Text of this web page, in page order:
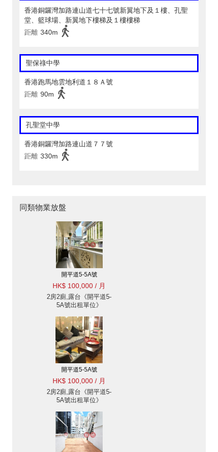
香港銅鑼灣加路連山道七十七號新翼地下及１樓、孔聖
堂、籃球場、新翼地下樓梯及１樓樓梯
距離 340m
聖保祿中學
香港跑馬地雲地利道１８Ａ號
距離 90m
孔聖堂中學
香港銅鑼灣加路連山道７７號
距離 330m
同類物業放盤
開平道5-5A號
HK$ 100,000 / 月
2房2廁,露台《開平道5-
5A號出租單位》
開平道5-5A號
HK$ 100,000 / 月
2房2廁,露台《開平道5-
5A號出租單位》